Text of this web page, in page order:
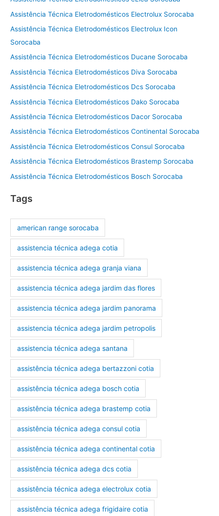
Assistência Técnica Eletrodomésticos Electrolux Sorocaba
Assistência Técnica Eletrodomésticos Electrolux Icon
Sorocaba
Assistência Técnica Eletrodomésticos Ducane Sorocaba
Assistência Técnica Eletrodomésticos Diva Sorocaba
Assistência Técnica Eletrodomésticos Dcs Sorocaba
Assistência Técnica Eletrodomésticos Dako Sorocaba
Assistência Técnica Eletrodomésticos Dacor Sorocaba
Assistência Técnica Eletrodomésticos Continental Sorocaba
Assistência Técnica Eletrodomésticos Consul Sorocaba
Assistência Técnica Eletrodomésticos Brastemp Sorocaba
Assistência Técnica Eletrodomésticos Bosch Sorocaba
Tags
american range sorocaba
assistencia técnica adega cotia
assistencia técnica adega granja viana
assistencia técnica adega jardim das flores
assistencia técnica adega jardim panorama
assistencia técnica adega jardim petropolis
assistencia técnica adega santana
assistência técnica adega bertazzoni cotia
assistência técnica adega bosch cotia
assistência técnica adega brastemp cotia
assistência técnica adega consul cotia
assistência técnica adega continental cotia
assistência técnica adega dcs cotia
assistência técnica adega electrolux cotia
assistência técnica adega frigidaire cotia